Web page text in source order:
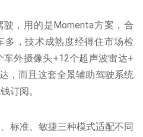
，用的是Momenta方案，合
多，技术成熟度经得住市场检
外摄像头+12个超声波雷达+
，而且这套全景辅助驾驶系统
订阅。
标准、敏捷三种模式适配不同